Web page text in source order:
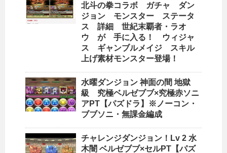
北斗の拳コラボ ガチャ ダン
ジョン モンスター ステータ
ス 詳細 世紀末覇者・ラオ
ウ が 手に入る！ ウィジャ
ス ギャンブルメイジ スキル
上げ素材モンスター登場！
水曜ダンジョン 神面の間 地獄
級 究極ベルゼブブ×究極赤ソニ
アPT【パズドラ】※ノーコン・
ブブソニ・無課金編成
チャレンジダンジョン！Lv 2 水
木闇 ベルゼブブ×セルPT【パズ